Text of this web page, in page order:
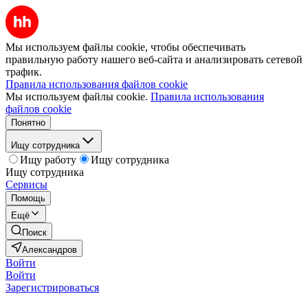
Мы используем файлы cookie, чтобы обеспечивать
правильную работу нашего веб-сайта и анализировать сетевой
трафик.
Правила использования файлов cookie
Мы используем файлы cookie. Правила использования
файлов cookie
Понятно
Ищу сотрудника
Ищу работу
Ищу сотрудника
Ищу сотрудника
Сервисы
Помощь
Ещё
Поиск
Александров
Войти
Войти
Зарегистрироваться